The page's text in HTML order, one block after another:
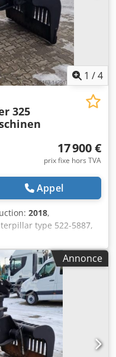
1 /4
325
17 900 €
prix fixe hors TVA
Appel
2018,
type 522-5887,
2 073 kg. Plaque
CW20/CW30/CW40,
exclusivement réservée
SEUL LE PRIX
LES
EN PARTICULIER
Nos CGV (voir
de tous les contrats
commandes et
D Tjpfx Afmor
Annonce